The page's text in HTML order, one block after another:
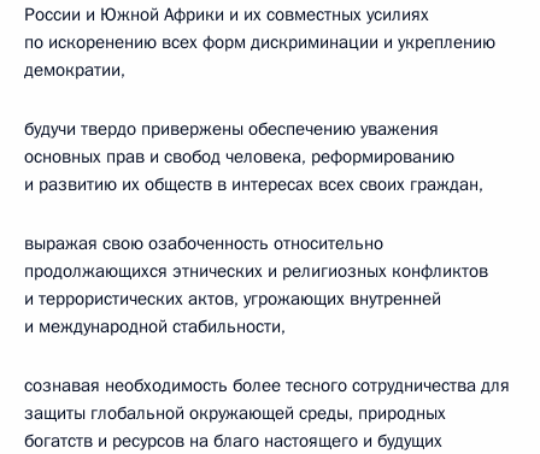
России и Южной Африки и их совместных усилиях
по искоренению всех форм дискриминации и укреплению
демократии,
будучи твердо привержены обеспечению уважения
основных прав и свобод человека, реформированию
и развитию их обществ в интересах всех своих граждан,
выражая свою озабоченность относительно
продолжающихся этнических и религиозных конфликтов
и террористических актов, угрожающих внутренней
и международной стабильности,
сознавая необходимость более тесного сотрудничества для
защиты глобальной окружающей среды, природных
богатств и ресурсов на благо настоящего и будущих